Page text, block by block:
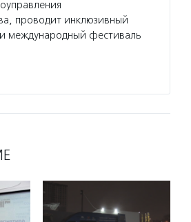
проводит инклюзивный
и международный фестиваль